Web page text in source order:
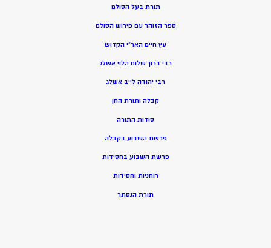
תורת בעל הסולם
ספר הזוהר עם פירוש הסולם
עץ חיים האר”י הקדוש
רבי ברוך שלום הלוי אשלג
רבי יהודה לייב אשלג
קבלה ותורת החן
סודות התורה
פרשת השבוע בקבלה
פרשת השבוע בחסידות
רוחניות וחסידות
תורת הנסתר